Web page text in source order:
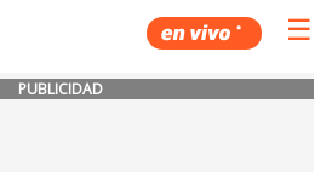
☰
PUBLICIDAD